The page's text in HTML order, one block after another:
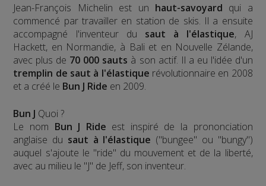
Jean-François Michelin est un haut-savoyard qui a
commencé par travailler en station de skis. Il a ensuite
accompagné l'inventeur du saut à l'élastique, AJ
Hackett, en Normandie, à Bali et en Nouvelle Zélande,
avec plus de 70 000 sauts à son actif. Il a eu l'idée d'un
tremplin de saut à l'élastique révolutionnaire en 2008
et a créé le Bun J Ride en 2009.
Bun J Quoi ?
Le nom Bun J Ride est inspiré de la prononciation
anglaise du saut à l'élastique ("bungee" ou "bungy")
auquel s'ajoute le "ride" du mouvement et de la liberté,
avec au milieu le "J" de Jeff, son inventeur.